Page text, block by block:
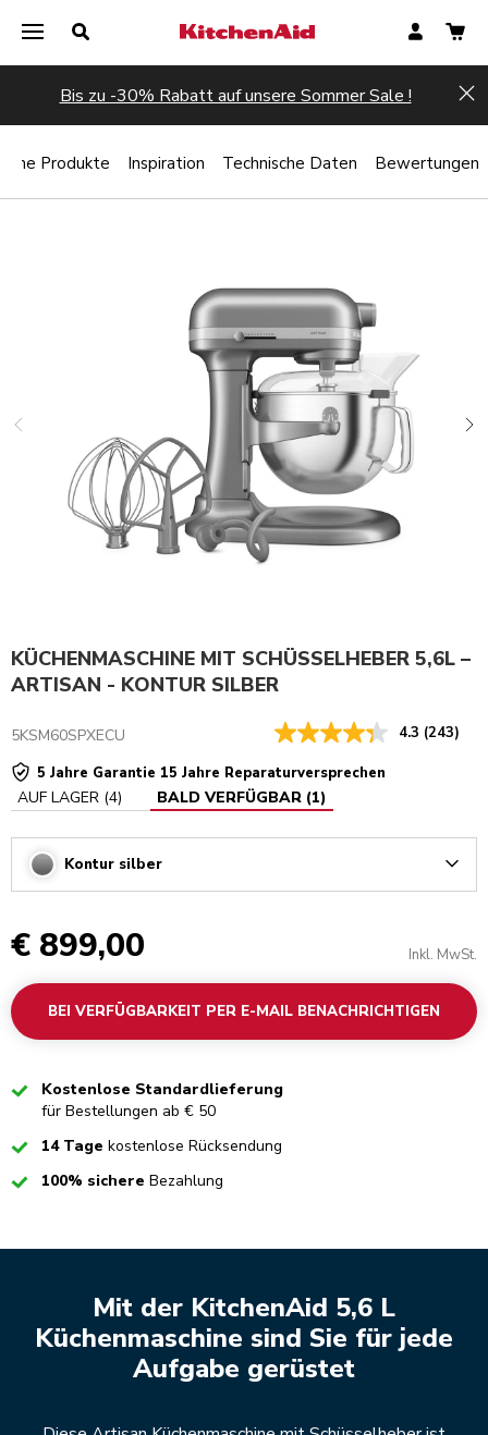
Bis zu -30% Rabatt auf unsere Sommer Sale !
KÜCHENMASCHINE MIT SCHÜSSELHEBER 5,6L –
ARTISAN - KONTUR SILBER
5KSM60SPXECU 4.3 (243)
5 Jahre Garantie 15 Jahre Reparaturversprechen
AUF LAGER (4) BALD VERFÜGBAR (1)
Kontur silber
€ 899,00 Inkl. MwSt.
BEI VERFÜGBARKEIT PER E-MAIL BENACHRICHTIGEN
CheckedKostenlose Standardlieferung
für Bestellungen ab € 50
Checked14 Tage kostenlose Rücksendung
Checked100% sichere Bezahlung
Mit der KitchenAid 5,6 L
Küchenmaschine sind Sie für jede
Aufgabe gerüstet
Produkte Inspiration Technische Daten Bewertungen